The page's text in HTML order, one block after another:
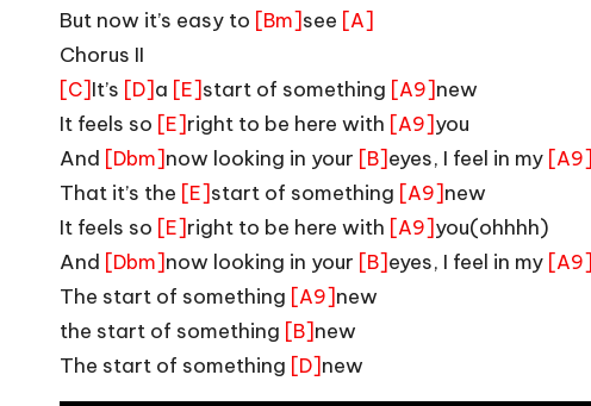
But now it’s easy to [Bm] see [A]
Chorus II
[C] It’s [D] a [E] start of something [A9] new
It feels so [E] right to be here with [A9] you
And [Dbm] now looking in your [B] eyes, I feel in my [A9]
That it’s the [E] start of something [A9] new
It feels so [E] right to be here with [A9] you(ohhhh)
And [Dbm] now looking in your [B] eyes, I feel in my [A9]
The start of something [A9] new
the start of something [B] new
The start of something [D] new